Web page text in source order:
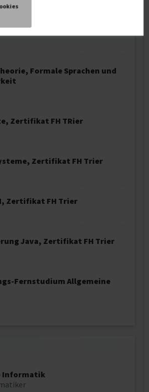
Zertifikat FH Trier
Formale Sprachen und
Zertifikat FH TRier
Zertifikat FH Trier
Zertifikat FH Trier
Java, Zertifikat FH Trier
Fernstudium Allgemeine
Informatik